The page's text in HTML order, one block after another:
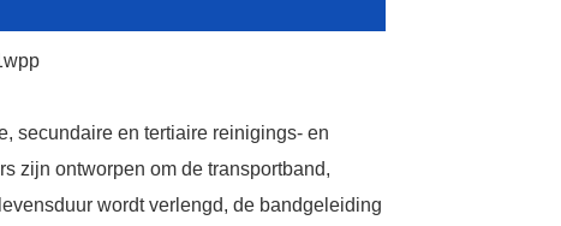
secundaire en tertiaire reinigings- en
zijn ontworpen om de transportband,
wordt verlengd, de bandgeleiding